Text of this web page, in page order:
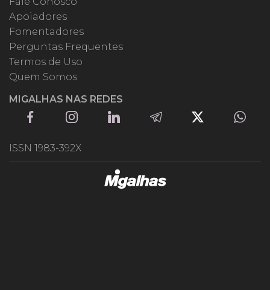
Apoiadores
Fomentadores
Perguntas Frequentes
Termos de Uso
Quem Somos
MIGALHAS NAS REDES
ISSN 1983-392X